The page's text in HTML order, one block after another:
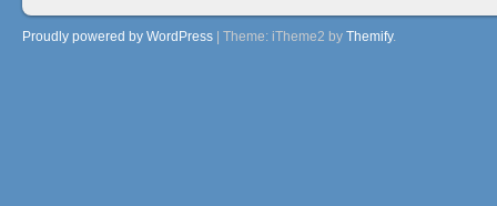
Proudly powered by WordPress | Theme: iTheme2 by Themify.